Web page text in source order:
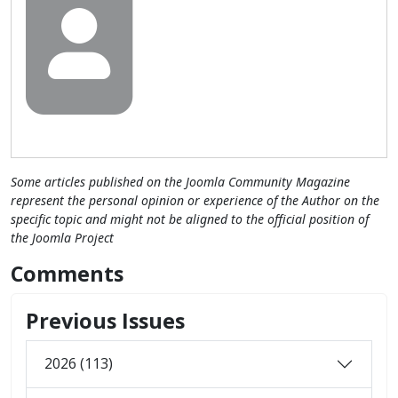
Some articles published on the Joomla Community Magazine
represent the personal opinion or experience of the Author on the
specific topic and might not be aligned to the official position of
the Joomla Project
Comments
Previous Issues
2026 (113)